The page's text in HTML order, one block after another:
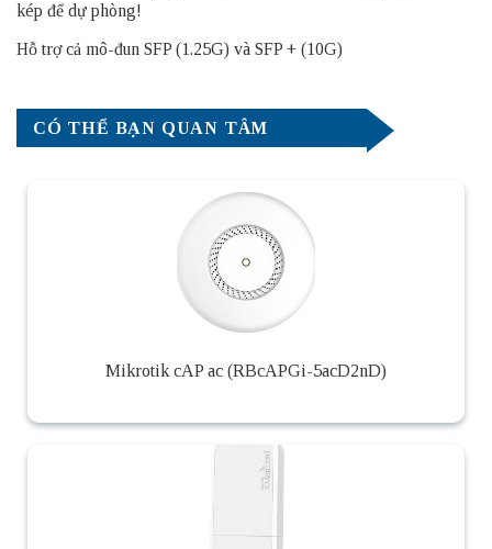
kép để dự phòng!
Hỗ trợ cả mô-đun SFP (1.25G) và SFP + (10G)
CÓ THỂ BẠN QUAN TÂM
Mikrotik cAP ac (RBcAPGi-5acD2nD)